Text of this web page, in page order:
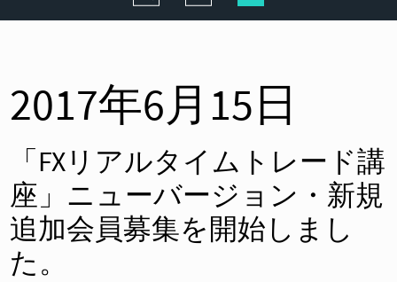
2017年6月15日
「FXリアルタイムトレード講
座」ニューバージョン・新規
追加会員募集を開始しまし
た。